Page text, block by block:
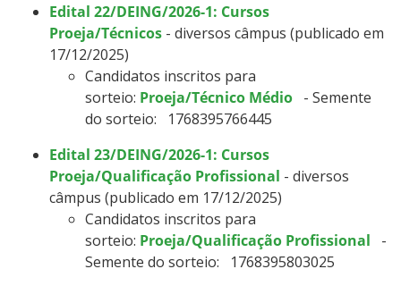
Edital 22/DEING/2026-1: Cursos
Proeja/Técnicos - diversos câmpus (publicado em
17/12/2025)
Candidatos inscritos para
sorteio: Proeja/Técnico Médio - Semente
do sorteio: 1768395766445
Edital 23/DEING/2026-1: Cursos
Proeja/Qualificação Profissional - diversos
câmpus (publicado em 17/12/2025)
Candidatos inscritos para
sorteio: Proeja/Qualificação Profissional -
Semente do sorteio: 1768395803025